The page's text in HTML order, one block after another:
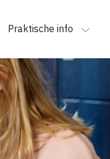
Praktische info